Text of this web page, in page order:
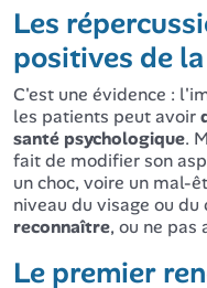
Les
positives de
C'est une évidence :
les patients peut avoir
santé psychologique.
fait de modifier son
un choc, voire un mal-
niveau du visage ou du
reconnaître, ou ne pas
Le premier